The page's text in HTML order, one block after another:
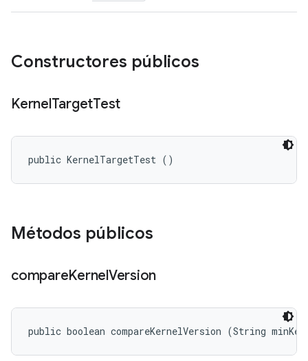
Constructores públicos
KernelTargetTest
public KernelTargetTest ()
Métodos públicos
compareKernelVersion
public boolean compareKernelVersion (String